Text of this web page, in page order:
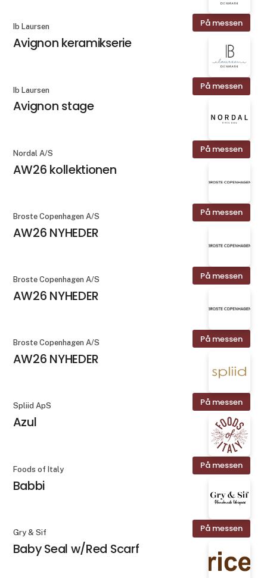
På messen
Ib Laursen
Avignon keramikserie
På messen
Ib Laursen
Avignon stage
På messen
Nordal A/S
AW26 kollektionen
På messen
Broste Copenhagen A/S
AW26 NYHEDER
På messen
Broste Copenhagen A/S
AW26 NYHEDER
På messen
Broste Copenhagen A/S
AW26 NYHEDER
På messen
Spliid ApS
Azul
På messen
Foods of Italy
Babbi
På messen
Gry & Sif
Baby Seal w/Red Scarf